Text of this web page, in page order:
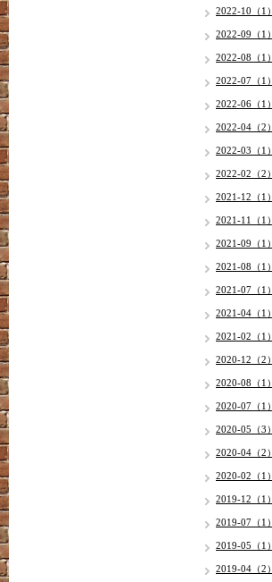
2022-10（1）
2022-09（1）
2022-08（1）
2022-07（1）
2022-06（1）
2022-04（2）
2022-03（1）
2022-02（2）
2021-12（1）
2021-11（1）
2021-09（1）
2021-08（1）
2021-07（1）
2021-04（1）
2021-02（1）
2020-12（2）
2020-08（1）
2020-07（1）
2020-05（3）
2020-04（2）
2020-02（1）
2019-12（1）
2019-07（1）
2019-05（1）
2019-04（2）